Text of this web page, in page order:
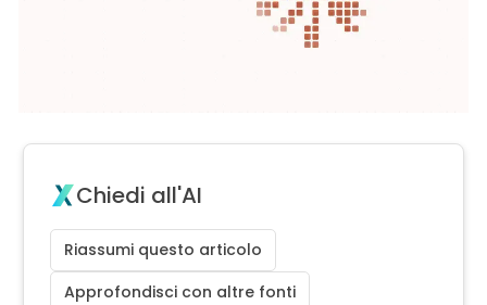
Chiedi all'AI
Riassumi questo articolo
Approfondisci con altre fonti